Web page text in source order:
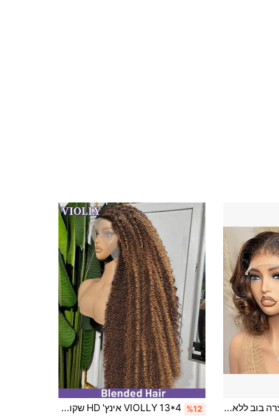
פאה קצרה בוב ללא דבק משיער ברזילאי רמי, פאה HD Lace Front, מתאימה למתחילים, 4*4 5*5 13x4 13x6 פאה Lace Front עם גלים גדולים מודגשים, 4/27 ללא דבק משודרג, קשרים חתוכים מראש, סיב סינתטי עמיד בחום, פאת נשים %12 VIOLLY 13*4 אינץ' HD שקוף תחרה קדמית מאוזן לאוזן, שיער מסולסל ללא קו הפרדה, צפיפות 200%, קו שיער מומס, שיער תינוק מולחם מראש, קשרים מולבנים מראש, תערובת שיער אנושי